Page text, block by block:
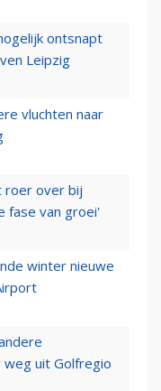
ontsnapt
Leipzig
vluchten naar
roer over bij
fase van groei'
winter nieuwe
weg uit Golfregio